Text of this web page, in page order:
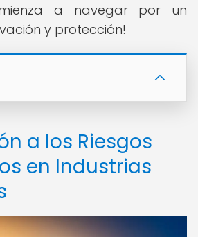
a navegar por un
y protección!
a los Riesgos
en Industrias